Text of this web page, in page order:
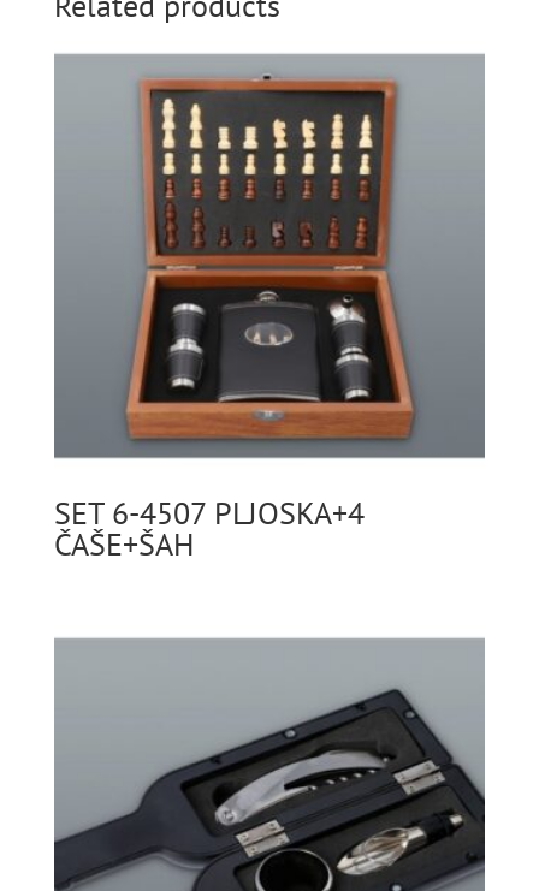
quantity
SET 6-4507 PLJOSKA+4
ČAŠE+ŠAH